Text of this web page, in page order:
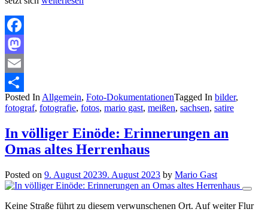
Facebook
Mastodon
Email
Teilen
Posted In Allgemein, Foto-DokumentationenTagged In bilder,
fotograf, fotografie, fotos, mario gast, meißen, sachsen, satire
In völliger Einöde: Erinnerungen an
Omas altes Herrenhaus
Posted on 9. August 20239. August 2023 by Mario Gast
Keine Straße führt zu diesem verwunschenen Ort. Auf weiter Flur